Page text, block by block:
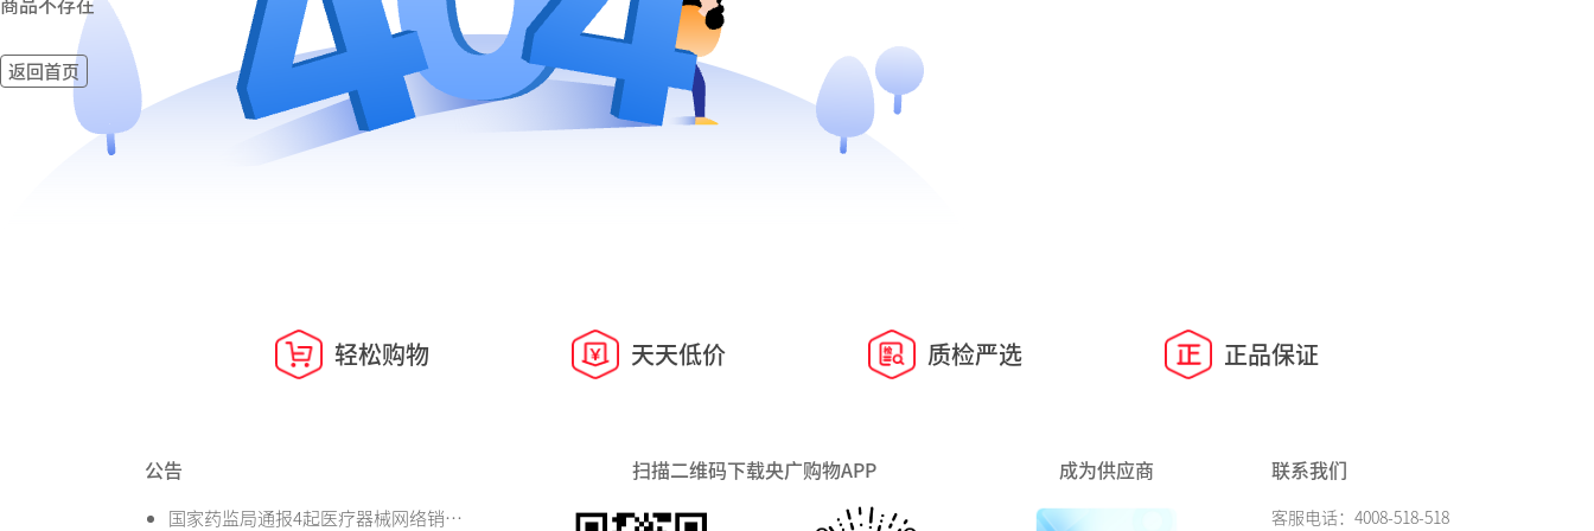
返回首页
轻松购物 天天低价 质检严选 正品保证
公告
国家药监局通报4起医疗器械网络销售违法违规案件信息
扫描二维码下载央广购物APP 成为供应商 联系我们
客服电话：4008-518-518